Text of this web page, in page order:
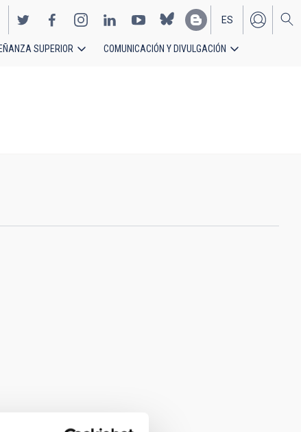
EN
ES
SUPERIOR COMUNICACIÓN Y DIVULGACIÓN